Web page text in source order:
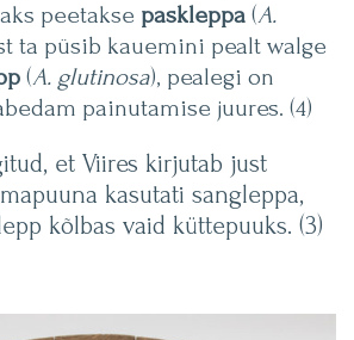
peetakse paskleppa (A.
ta püsib kauemini pealt walge
(A. glutinosa), pealegi on
painutamise juures. (4)
et Viires kirjutab just
kasutati sangleppa,
kõlbas vaid küttepuuks. (3)